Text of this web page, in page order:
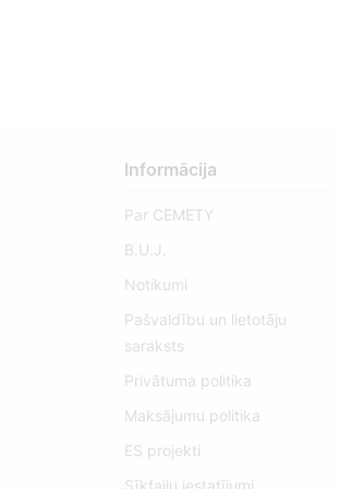
Informācija
Par CEMETY
B.U.J.
Notikumi
Pašvaldību un lietotāju
saraksts
Privātuma politika
Maksājumu politika
ES projekti